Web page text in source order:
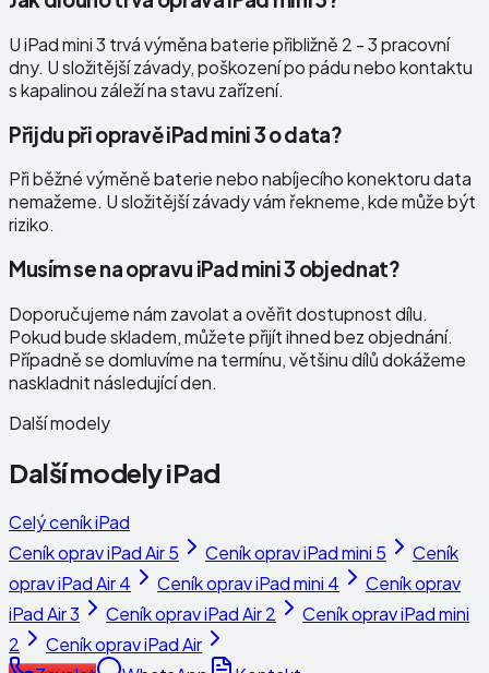
U iPad mini 3 trvá výměna baterie přibližně 2 - 3 pracovní
dny. U složitější závady, poškození po pádu nebo kontaktu
s kapalinou záleží na stavu zařízení.
Přijdu při opravě iPad mini 3 o data?
Při běžné výměně baterie nebo nabíjecího konektoru data
nemažeme. U složitější závady vám řekneme, kde může být
riziko.
Musím se na opravu iPad mini 3 objednat?
Doporučujeme nám zavolat a ověřit dostupnost dílu.
Pokud bude skladem, můžete přijít ihned bez objednání.
Případně se domluvíme na termínu, většinu dílů dokážeme
naskladnit následující den.
Další modely
Další modelyiPad
Celý ceníkiPad
Ceník opraviPad Air 5 Ceník opraviPad mini 5
Ceník
opraviPad Air 4 Ceník opraviPad mini 4
Ceník oprav
iPad Air 3
Ceník opraviPad Air 2 Ceník opraviPad mini
2
Ceník opraviPad Air